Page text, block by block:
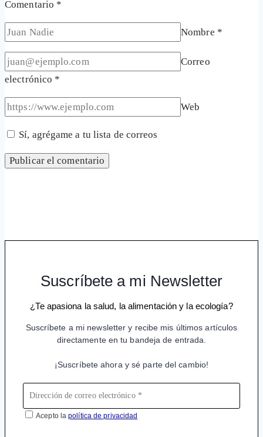
Comentario *
Nombre *
Correo
electrónico *
Web
Sí, agrégame a tu lista de correos
Suscríbete a mi Newsletter
¿Te apasiona la salud, la alimentación y la ecología?
Suscríbete a mi newsletter y recibe mis últimos artículos
directamente en tu bandeja de entrada.
¡Suscríbete ahora y sé parte del cambio!
Acepto lapolítica de privacidad